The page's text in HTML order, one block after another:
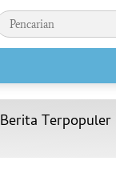
Berita Terpopuler